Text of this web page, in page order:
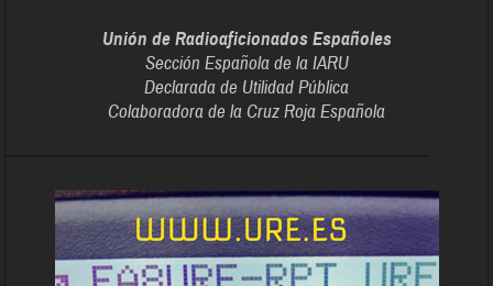
Unión de Radioaficionados Españoles
Sección Española de la IARU
Declarada de Utilidad Pública
Colaboradora de la Cruz Roja Española